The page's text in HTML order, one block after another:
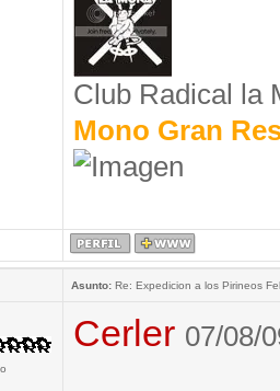
Club Radical la
Mono Gran
Asunto:Re: Expedicion a los Pirineos
Cerler 07/08/